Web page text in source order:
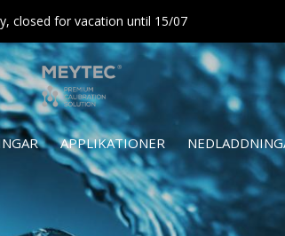
APPLIKATIONER
closed for vacation until 15/07